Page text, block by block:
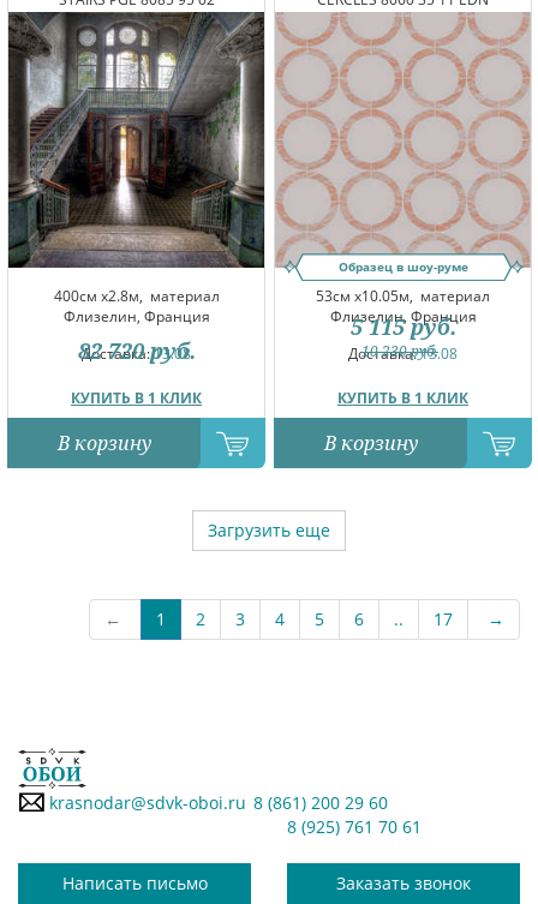
400см x2.8м, материал
Флизелин, Франция
Доставка:13.08
КУПИТЬ В 1 КЛИК
82 720 руб.
В корзину
Образец в шоу-руме
53см x10.05м, материал
Флизелин, Франция
Доставка:13.08
КУПИТЬ В 1 КЛИК
10 230руб.
5 115 руб.
В корзину
Загрузить еще
← 1 2 3 4 5 6 .. 17 →
krasnodar@sdvk-oboi.ru 8 (861) 200 29 60
8 (925) 761 70 61
Написать письмо Заказать звонок